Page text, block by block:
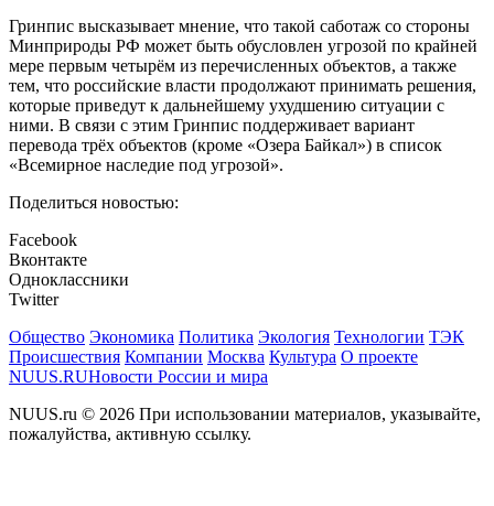
Гринпис высказывает мнение, что такой саботаж со стороны
Минприроды РФ может быть обусловлен угрозой по крайней
мере первым четырём из перечисленных объектов, а также
тем, что российские власти продолжают принимать решения,
которые приведут к дальнейшему ухудшению ситуации с
ними. В связи с этим Гринпис поддерживает вариант
перевода трёх объектов (кроме «Озера Байкал») в список
«Всемирное наследие под угрозой».
Поделиться новостью:
Facebook
Вконтакте
Одноклассники
Twitter
Общество Экономика Политика Экология Технологии ТЭК
Происшествия Компании Москва Культура О проекте
NUUS.RUНовости России и мира
NUUS.ru © 2026 При использовании материалов, указывайте,
пожалуйства, активную ссылку.